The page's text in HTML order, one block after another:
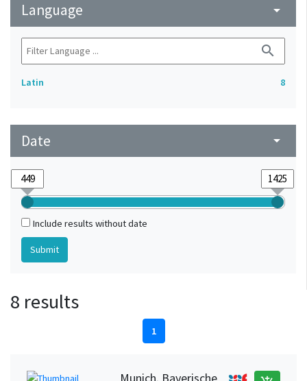
Saint-Amand-les-Eaux. Abbey of St. Amand (France)
Salzburg area (Austria)
1
Wales (United Kingdom) (?)
Language arrow_drop_down
search
Latin 8
Date arrow_drop_down
Include results without date
8 results
1